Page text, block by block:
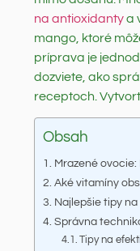
na antioxidantya
mango, ktoré
príprava je
dozviete, ako
receptoch.
Obsah
Mrazené
Aké vitamíny
Najlepšie tipy
Správna
Tipy na